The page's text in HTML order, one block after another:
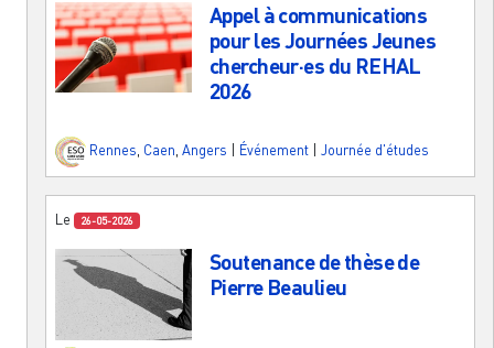
Appel à communications
pour les Journées Jeunes
chercheur·es du REHAL
2026
Rennes, Caen, Angers Événement Journée d'études
Le 26-05-2026
Soutenance de thèse de
Pierre Beaulieu